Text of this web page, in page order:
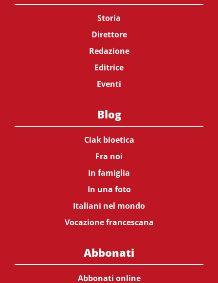
Storia
Direttore
Redazione
Editrice
Eventi
Blog
Ciak bioetica
Fra noi
In famiglia
In una foto
Italiani nel mondo
Vocazione francescana
Abbonati
Abbonati online